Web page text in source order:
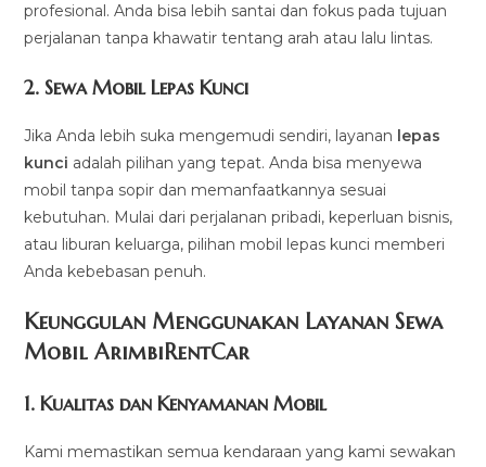
profesional. Anda bisa lebih santai dan fokus pada tujuan
perjalanan tanpa khawatir tentang arah atau lalu lintas.
2.Sewa Mobil Lepas Kunci
Jika Anda lebih suka mengemudi sendiri, layanan lepas
kunci adalah pilihan yang tepat. Anda bisa menyewa
mobil tanpa sopir dan memanfaatkannya sesuai
kebutuhan. Mulai dari perjalanan pribadi, keperluan bisnis,
atau liburan keluarga, pilihan mobil lepas kunci memberi
Anda kebebasan penuh.
Keunggulan Menggunakan Layanan Sewa
Mobil ArimbiRentCar
1.Kualitas dan Kenyamanan Mobil
Kami memastikan semua kendaraan yang kami sewakan